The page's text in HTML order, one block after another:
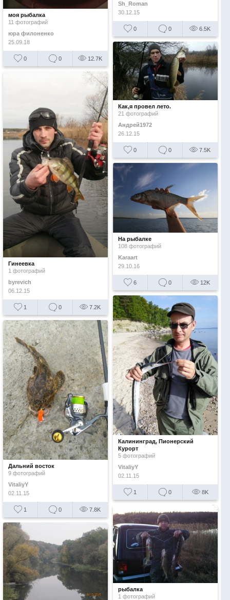
Sh_Roman
30.12.15
0 0 6.5K
моя рыбалка
11 фотографий
юра филоненко
25.09.18
0 0 12.7K
Как,я провел лето.
21 фотографий
Андрей1972
26.12.15
0 0 7.5K
Гинеевка
1 фотографий
byrevich
06.12.15
1 0 7.2K
На рыбалке
108 фотографий
Karaart
29.10.16
6 0 12K
Калининград, Пионерский
Курорт
5 фотографий
VitaliyY
02.11.15
1 0 8K
Дальний восток
9 фотографий
VitaliyY
02.11.15
1 0 7.8K
рыбалка
1 фотографий